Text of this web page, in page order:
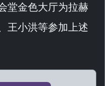
堂金色大厅为拉赫
王小洪等参加上述